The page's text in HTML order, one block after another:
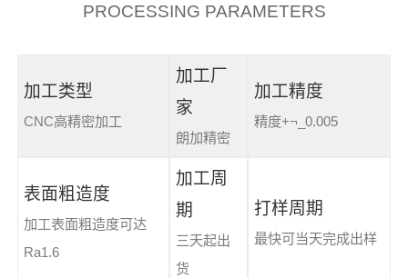
PROCESSING PARAMETERS
加工类型
CNC高精密加工
加工厂
家
朗加精密
加工精度
精度+¬_0.005
表面粗造度
加工表面粗造度可达
Ra1.6
加工周
期
三天起出
货
打样周期
最快可当天完成出样